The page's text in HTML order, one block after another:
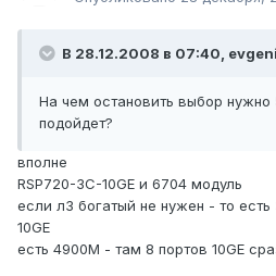
В 28.12.2008 в 07:40,
На чем остановить выбор нужно
подойдет?
вполне
RSP720-3C-10GE и 6704 модуль
если л3 богатый не нyжен - то есть
10GE
есть 4900М - там 8 портов 10GE